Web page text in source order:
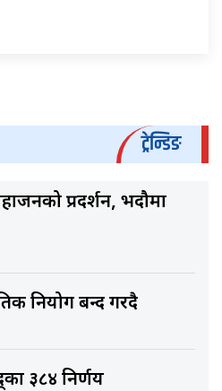
ट्रेन्डिङ
प्रदर्शन, भदौमा
नियोग बन्द गरिँदै
३८४ निर्णय